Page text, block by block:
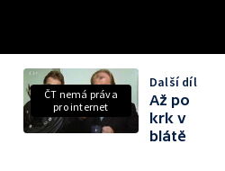
ČT nemá práva
pro internet
Další díl
Až po
krk v
blátě